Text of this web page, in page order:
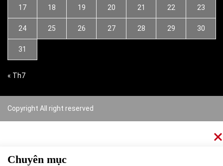
17 18 19 20 21 22 23
24 25 26 27 28 29 30
31
« Th7
Copyright All right reserved
Chuyên mục